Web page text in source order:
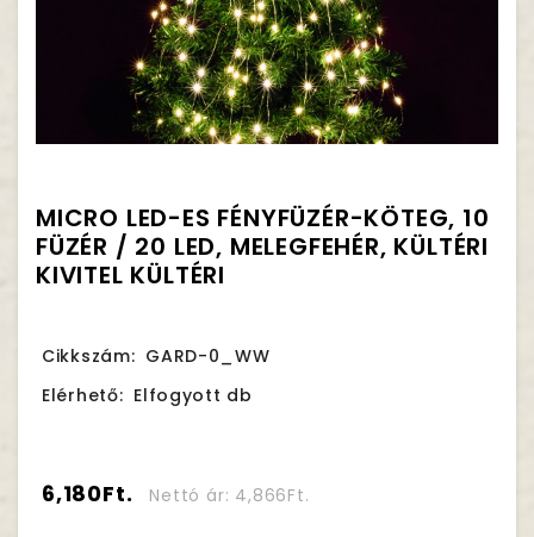
MICRO LED-ES FÉNYFÜZÉR-KÖTEG, 10
FÜZÉR / 20 LED, MELEGFEHÉR, KÜLTÉRI
KIVITEL KÜLTÉRI
Cikkszám: GARD-0_WW
Elérhető: Elfogyott db
6,180Ft. Nettó ár: 4,866Ft.